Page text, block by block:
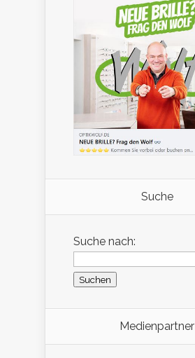
Suche
Suche nach:
Medienpartner